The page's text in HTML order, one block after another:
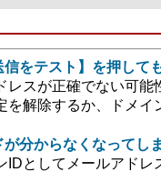
をテスト】を押して
レスが正確でない可
を解除するか、ドメ
分からなくなってし
IDとしてメールアド